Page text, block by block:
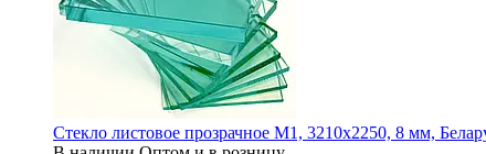
Стекло листовое прозрачное М1, 3210х2250, 8 мм,